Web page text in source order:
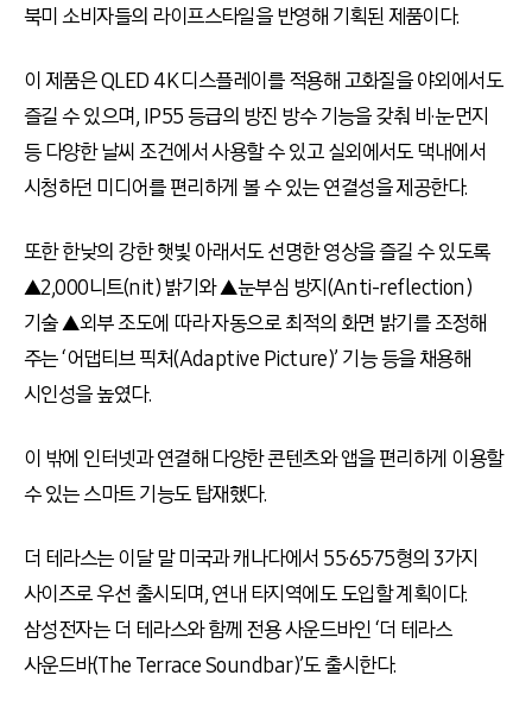
북미 소비자들의 라이프스타일을 반영해 기획된 제품이다.
이 제품은 QLED 4K 디스플레이를 적용해 고화질을 야외에서도
즐길 수 있으며, IP55 등급의 방진 방수 기능을 갖춰 비·눈·먼지
등 다양한 날씨 조건에서 사용할 수 있고 실외에서도 댁내에서
시청하던 미디어를 편리하게 볼 수 있는 연결성을 제공한다.
또한 한낮의 강한 햇빛 아래서도 선명한 영상을 즐길 수 있도록
▲2,000니트(nit) 밝기와 ▲눈부심 방지(Anti-reflection)
기술 ▲외부 조도에 따라 자동으로 최적의 화면 밝기를 조정해
주는 ‘어댑티브 픽처(Adaptive Picture)’ 기능 등을 채용해
시인성을 높였다.
이 밖에 인터넷과 연결해 다양한 콘텐츠와 앱을 편리하게 이용할
수 있는 스마트 기능도 탑재했다.
더 테라스는 이달 말 미국과 캐나다에서 55·65·75형의 3가지
사이즈로 우선 출시되며, 연내 타지역에도 도입할 계획이다.
삼성전자는 더 테라스와 함께 전용 사운드바인 ‘더 테라스
사운드바(The Terrace Soundbar)’도 출시한다.